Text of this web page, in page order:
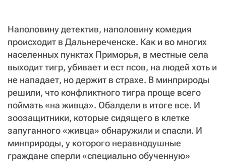
Наполовину детектив, наполовину комедия
происходит в Дальнереченске. Как и во многих
населенных пунктах Приморья, в местные села
выходит тигр, убивает и ест псов, на людей хоть и
не нападает, но держит в страхе. В минприроды
решили, что конфликтного тигра проще всего
поймать «на живца». Обалдели в итоге все. И
зоозащитники, которые сидящего в клетке
запуганного «живца» обнаружили и спасли. И
минприроды, у которого неравнодушные
граждане сперли «специально обученную»